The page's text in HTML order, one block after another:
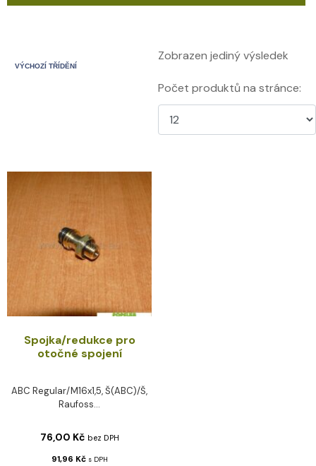
Zobrazen jediný výsledek
Počet produktů na stránce:
Spojka/redukce pro
otočné spojení
ABC Regular/M16x1,5, Š(ABC)/Š,
Raufoss...
76,00 Kč bez DPH
91,96 Kč s DPH